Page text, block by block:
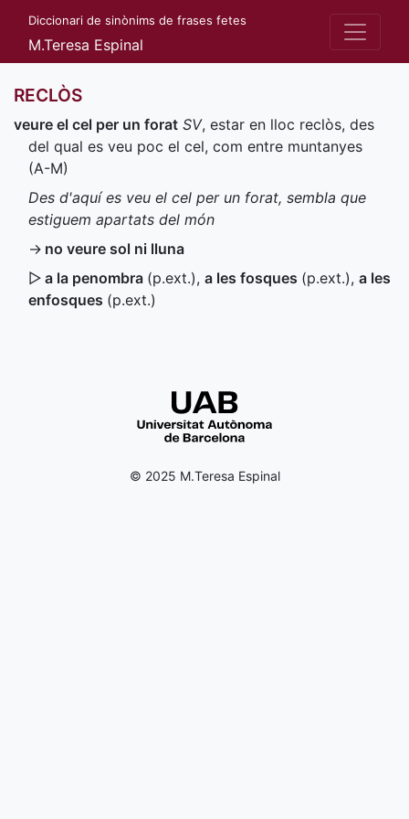
Diccionari de sinònims de frases fetes
M.Teresa Espinal
RECLÒS
veure el cel per un forat SV, estar en lloc reclòs, des
del qual es veu poc el cel, com entre muntanyes
(A-M)
Des d'aquí es veu el cel per un forat, sembla que
estiguem apartats del món
→ no veure sol ni lluna
▷ a la penombra (p.ext.), a les fosques (p.ext.), a les
enfosques (p.ext.)
© 2025 M.Teresa Espinal